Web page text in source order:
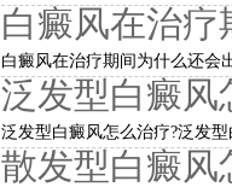
白癜风在治疗
白癜风在治疗期间为什么还会
泛发型白癜风
泛发型白癜风怎么治疗?泛发
散发型白癜风